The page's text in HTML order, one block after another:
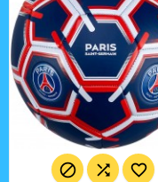
  